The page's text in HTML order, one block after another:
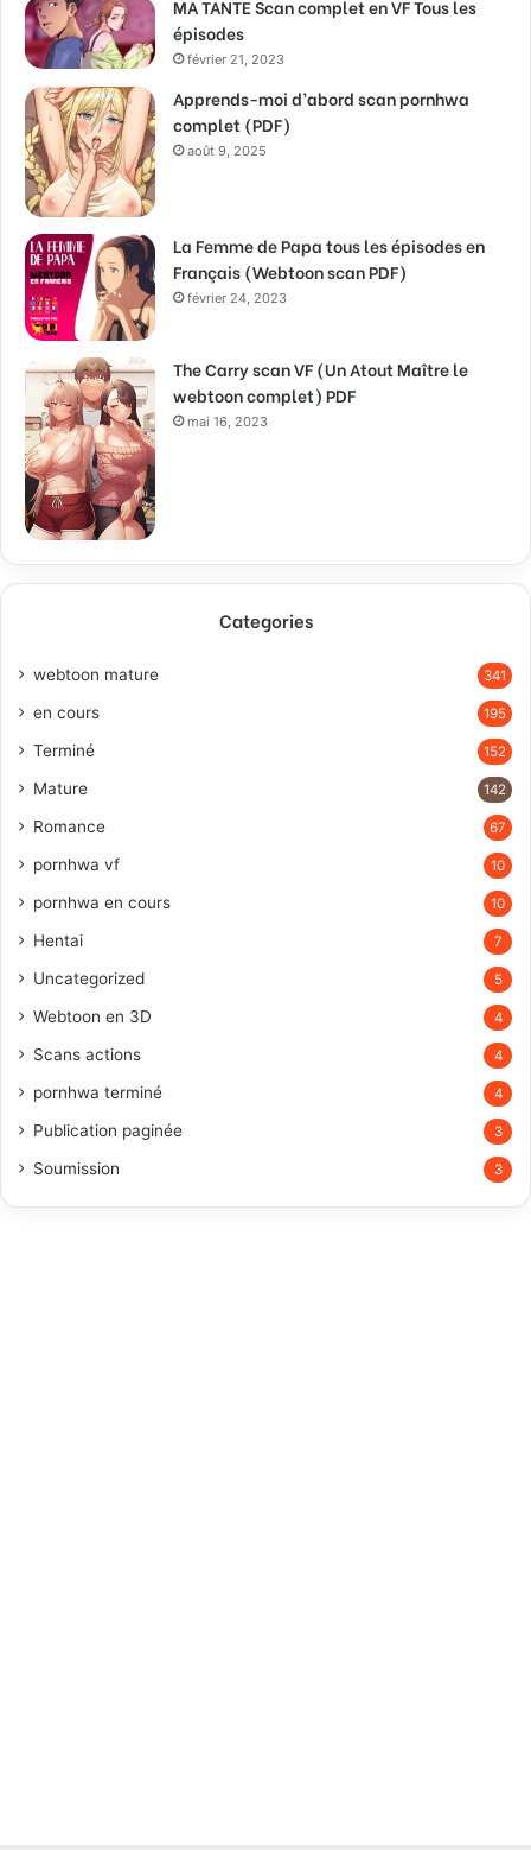
MA TANTE Scan complet en VF Tous les
épisodes
février 21, 2023
Apprends-moi d’abord scan pornhwa
complet (PDF)
août 9, 2025
La Femme de Papa tous les épisodes en
Français (Webtoon scan PDF)
février 24, 2023
The Carry scan VF (Un Atout Maître le
webtoon complet) PDF
mai 16, 2023
Categories
webtoon mature 341
en cours 195
Terminé 152
Mature 142
Romance 67
pornhwa vf 10
pornhwa en cours 10
Hentai 7
Uncategorized 5
Webtoon en 3D 4
Scans actions 4
pornhwa terminé 4
Publication paginée 3
Soumission 3